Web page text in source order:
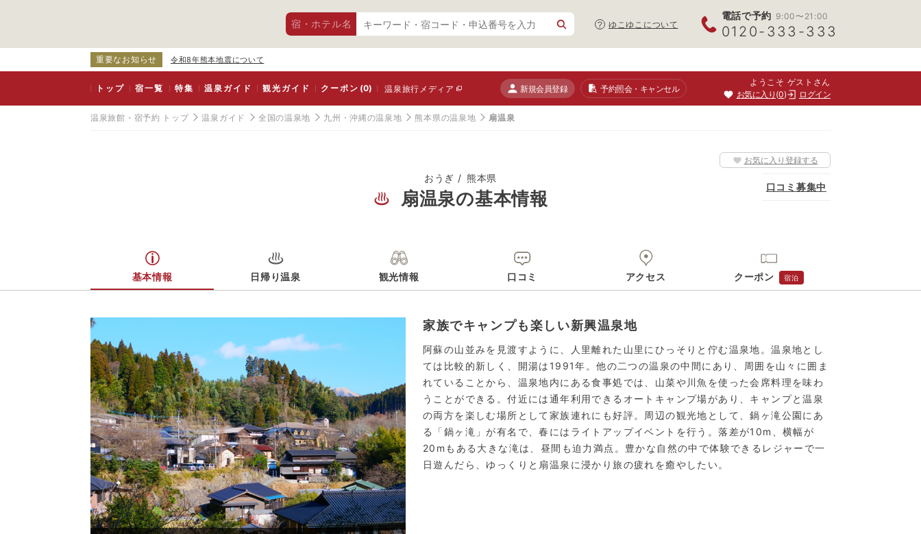
宿・ホテル名 ゆこゆこについて
電話で予約 9:00〜21:00
0120-333-333
重要なお知らせ 令和8年熊本地震について
トップ 宿一覧 特集 温泉ガイド 観光ガイド クーポン(0) 温泉旅行メディア 新規会員登録 予約照会・キャンセル
ようこそ ゲストさん
お気に入り 0 ログイン
温泉旅館・宿予約 トップ 温泉ガイド 全国の温泉地 九州・沖縄の温泉地 熊本県の温泉地 扇温泉
おうぎ 熊本県
扇温泉の基本情報
お気に入り登録する
口コミ募集中
基本情報 日帰り温泉 観光情報 口コミ アクセス クーポン 宿泊
家族でキャンプも楽しい新興温泉地
阿蘇の山並みを見渡すように、人里離れた山里にひっそりと佇む温泉地。温泉地とし
ては比較的新しく、開湯は1991年。他の二つの温泉の中間にあり、周囲を山々に囲ま
れていることから、温泉地内にある食事処では、山菜や川魚を使った会席料理を味わ
うことができる。付近には通年利用できるオートキャンプ場があり、キャンプと温泉
の両方を楽しむ場所として家族連れにも好評。周辺の観光地として、鍋ヶ滝公園にあ
る「鍋ヶ滝」が有名で、春にはライトアップイベントを行う。落差が10m、横幅が
20mもある大きな滝は、昼間も迫力満点。豊かな自然の中で体験できるレジャーで一
日遊んだら、ゆっくりと扇温泉に浸かり旅の疲れを癒やしたい。